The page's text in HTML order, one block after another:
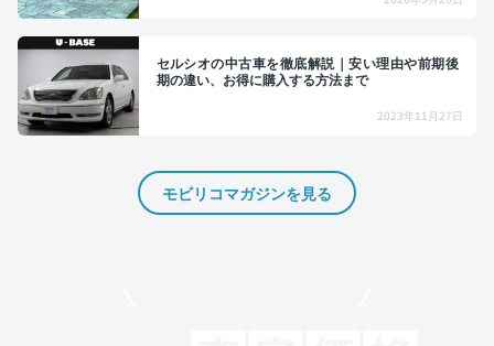
セルシオの中古車を徹底解説｜安い理由や前期後
期の違い、お得に購入する方法まで
2023年11月27日
モビリコマガジンを見る